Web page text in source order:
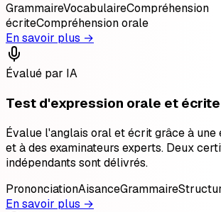
GrammaireVocabulaireCompréhension
écriteCompréhension orale
En savoir plus →
Évalué par IA
Test d'expression orale et écrite
Évalue l'anglais oral et écrit grâce à
et à des examinateurs experts. Deux
indépendants sont délivrés.
PrononciationAisanceGrammaire
En savoir plus →